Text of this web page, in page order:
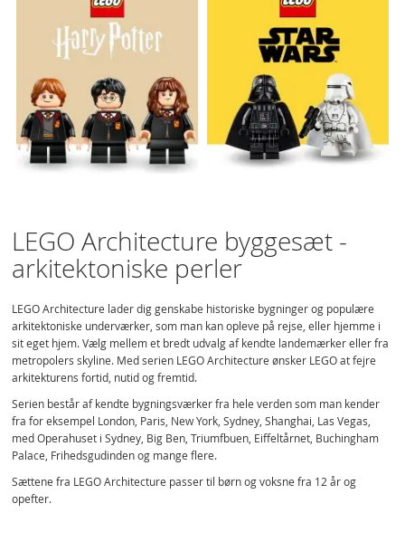
LEGO Architecture byggesæt -
arkitektoniske perler
LEGO Architecture lader dig genskabe historiske bygninger og populære
arkitektoniske underværker, som man kan opleve på rejse, eller hjemme i
sit eget hjem. Vælg mellem et bredt udvalg af kendte landemærker eller fra
metropolers skyline. Med serien LEGO Architecture ønsker LEGO at fejre
arkitekturens fortid, nutid og fremtid.
Serien består af kendte bygningsværker fra hele verden som man kender
fra for eksempel London, Paris, New York, Sydney, Shanghai, Las Vegas,
med Operahuset i Sydney, Big Ben, Triumfbuen, Eiffeltårnet, Buchingham
Palace, Frihedsgudinden og mange flere.
Sættene fra LEGO Architecture passer til børn og voksne fra 12 år og
opefter.